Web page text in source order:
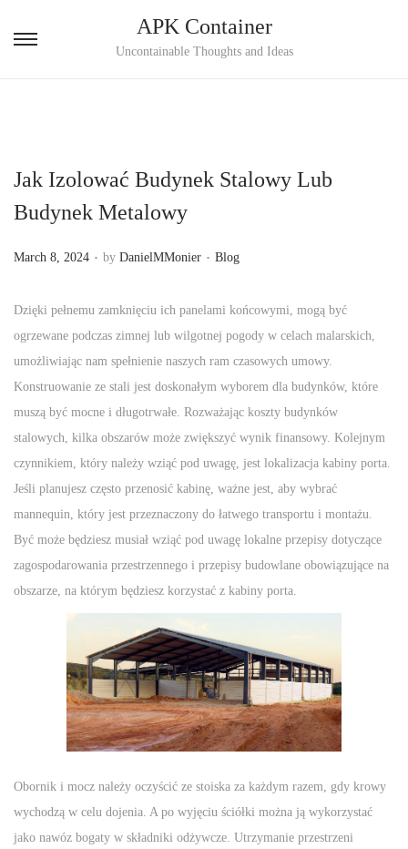
S
o
v
g
a
t
i
o
n
S
o
n
e
n
t
APK Container
Uncontainable Thoughts and Ideas
Jak Izolować Budynek Stalowy Lub
Budynek Metalowy
P
s
t
e
d
o
n
March 8, 2024 . by DanielMMonier . P
s
t
e
d
i
n
Blog
Dzięki pełnemu zamknięciu ich panelami końcowymi, mogą być
ogrzewane podczas zimnej lub wilgotnej pogody w celach malarskich,
umożliwiając nam spełnienie naszych ram czasowych umowy.
Konstruowanie ze stali jest doskonałym wyborem dla budynków, które
muszą być mocne i długotrwałe. Rozważając koszty budynków
stalowych, kilka obszarów może zwiększyć wynik finansowy. Kolejnym
czynnikiem, który należy wziąć pod uwagę, jest lokalizacja kabiny porta.
Jeśli planujesz często przenosić kabinę, ważne jest, aby wybrać
mannequin, który jest przeznaczony do łatwego transportu i montażu.
Być może będziesz musiał wziąć pod uwagę lokalne przepisy dotyczące
zagospodarowania przestrzennego i przepisy budowlane obowiązujące na
obszarze, na którym będziesz korzystać z kabiny porta.
Obornik i mocz należy oczyścić ze stoiska za każdym razem, gdy krowy
wychodzą w celu dojenia. A po wyjęciu ściółki można ją wykorzystać
jako nawóz bogaty w składniki odżywcze. Utrzymanie przestrzeni